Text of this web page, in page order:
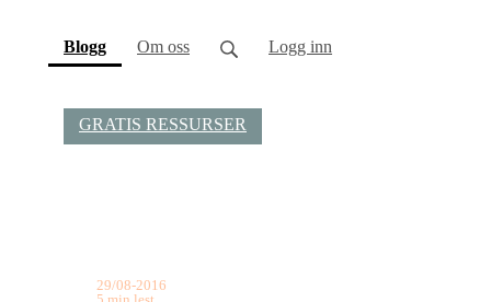
Blogg(current)
Om oss Logg inn
GRATIS RESSURSER
29/08-2016